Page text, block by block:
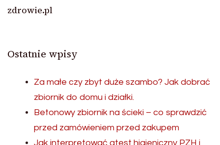
zdrowie.pl
Ostatnie wpisy
Za małe czy zbyt duże szambo? Jak dobrać
zbiornik do domu i działki.
Betonowy zbiornik na ścieki – co sprawdzić
przed zamówieniem przed zakupem
Jak interpretować atest higieniczny PZH i